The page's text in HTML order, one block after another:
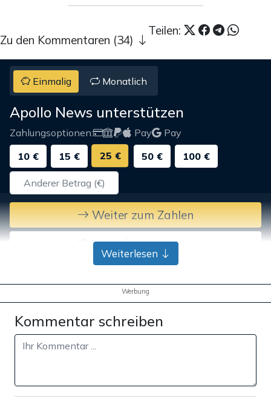
Teilen:
Zu den Kommentaren (34)
Einmalig Monatlich
Apollo News unterstützen
Zahlungsoptionen: Pay
Pay
10 €
15 € 25 € 50 € 100 €
Weiter zum Zahlen
Bank-Überweisung
Weiterlesen
Werbung
Kommentar schreiben